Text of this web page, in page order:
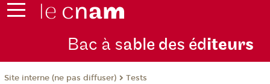
Bac à sable des éditeurs
Site interne (ne pas diffuser) Tests